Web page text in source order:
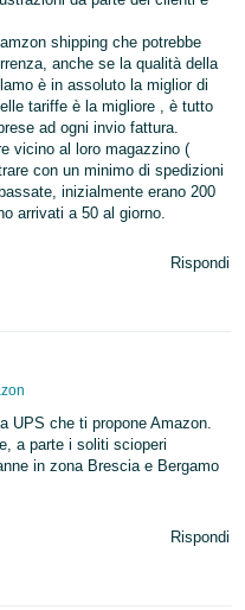
shipping che potrebbe
anche se la qualità della
è in assoluto la miglior di
tariffe è la migliore , è tutto
ad ogni invio fattura.
vicino al loro magazzino (
con un minimo di spedizioni
inizialmente erano 200
arrivati a 50 al giorno.
Rispondi
UPS che ti propone Amazon.
a parte i soliti scioperi
in zona Brescia e Bergamo
Rispondi